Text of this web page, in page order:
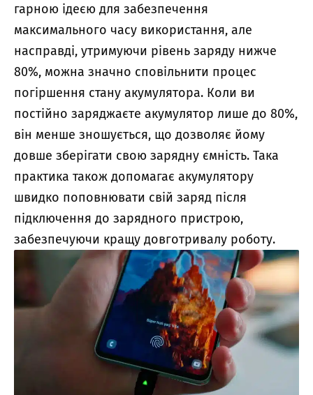
гарною ідеєю для забезпечення
максимального часу використання, але
насправді, утримуючи рівень заряду нижче
80%, можна значно сповільнити процес
погіршення стану акумулятора. Коли ви
постійно заряджаєте акумулятор лише до 80%,
він менше зношується, що дозволяє йому
довше зберігати свою зарядну ємність. Така
практика також допомагає акумулятору
швидко поповнювати свій заряд після
підключення до зарядного пристрою,
забезпечуючи кращу довготривалу роботу.